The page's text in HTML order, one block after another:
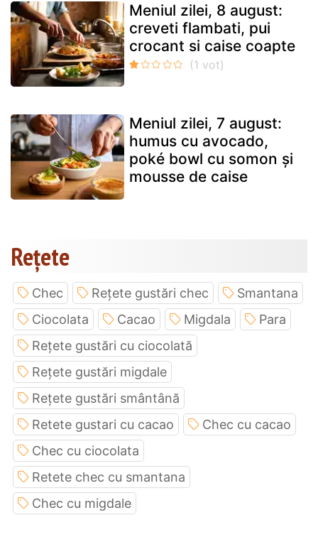
Meniul zilei, 8 august:
creveti flambati, pui
crocant si caise coapte
Meniul zilei, 7 august:
humus cu avocado,
poké bowl cu somon și
mousse de caise
Rețete
Chec Rețete gustări chec
Smantana
Ciocolata
Cacao Migdala
Para
Rețete gustări cu ciocolată
Rețete gustări migdale
Rețete gustări smântână
Retete gustari cu cacao
Chec cu cacao
Chec cu ciocolata
Retete chec cu smantana
Chec cu migdale